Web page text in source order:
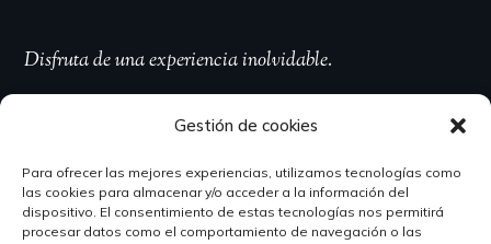
Gestión de cookies
Para ofrecer las mejores experiencias, utilizamos tecnologías como
las cookies para almacenar y/o acceder a la información del
dispositivo. El consentimiento de estas tecnologías nos permitirá
procesar datos como el comportamiento de navegación o las
Disfruta de una experiencia inolvidable.
Horario